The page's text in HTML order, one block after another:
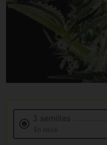
3 semillas
En stock